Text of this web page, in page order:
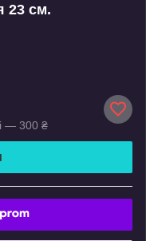
23 см.
— 300 ₴